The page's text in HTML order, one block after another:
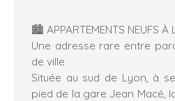
🏙️ APPARTEMENTS NEUFS À
Une adresse rare entre
de ville
Située au sud de Lyon, à
pied de la gare Jean Macé,